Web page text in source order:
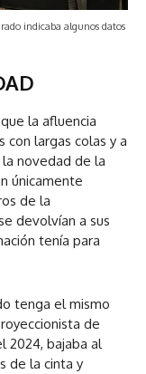
indicaba algunos datos
la afluencia
con largas colas y a
la novedad de la
únicamente
de la
devolvían a sus
tenía para
tenga el mismo
de
2024, bajaba al
de la cinta y